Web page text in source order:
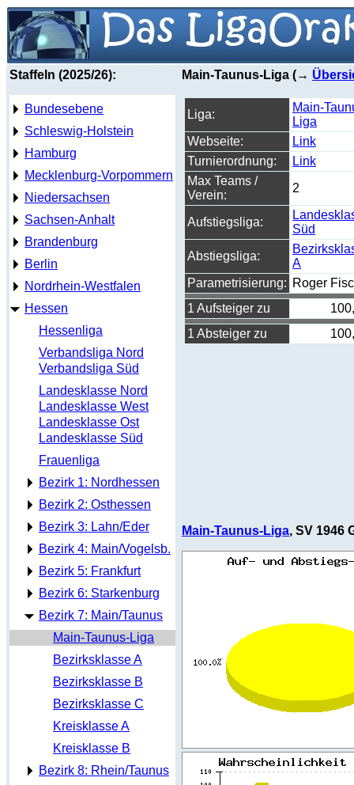
Staffeln (2025/26):
Bundesebene
Schleswig-Holstein
Hamburg
Mecklenburg-Vorpommern
Niedersachsen
Sachsen-Anhalt
Brandenburg
Berlin
Nordrhein-Westfalen
Hessen
Hessenliga
Verbandsliga Nord
Verbandsliga Süd
Landesklasse Nord
Landesklasse West
Landesklasse Ost
Landesklasse Süd
Frauenliga
Bezirk 1: Nordhessen
Bezirk 2: Osthessen
Bezirk 3: Lahn/Eder
Bezirk 4: Main/Vogelsb.
Bezirk 5: Frankfurt
Bezirk 6: Starkenburg
Bezirk 7: Main/Taunus
Main-Taunus-Liga
Bezirksklasse A
Bezirksklasse B
Bezirksklasse C
Kreisklasse A
Kreisklasse B
Bezirk 8: Rhein/Taunus
Main-Taunus-Liga (→
Liga:
Main-
Liga
Webseite:
Link
Turnierordnung:
Link
Max Teams /
Verein:
2
Aufstiegsliga:
Süd
Abstiegsliga:
A
Parametrisierung: Roger
1 Aufsteiger zu
1 Absteiger zu
Main-Taunus-Liga, SV 1946